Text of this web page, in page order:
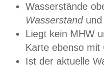
Wasserstände
Wasserstandund
Liegt kein MHW
Karte ebenso mit
Ist der aktuelle